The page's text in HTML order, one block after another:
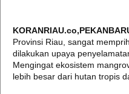
Provinsi Riau, sangat
dilakukan upaya
Mengingat ekosistem
lebih besar dari hutan tropis